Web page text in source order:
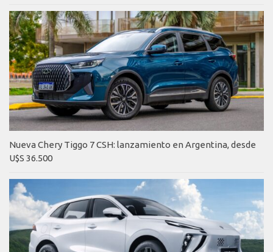
Nueva Chery Tiggo 7 CSH: lanzamiento en Argentina, desde
U$S 36.500